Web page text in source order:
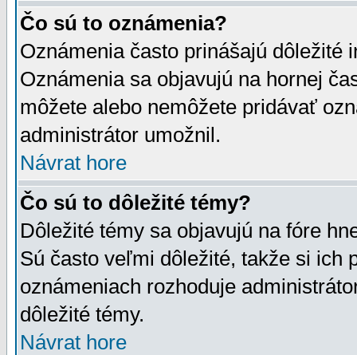
Čo sú to oznámenia?
Oznámenia často prinášajú dôležité
Oznámenia sa objavujú na hornej
môžete alebo nemôžete pridávať
administrátor umožnil.
Návrat hore
Čo sú to dôležité témy?
Dôležité témy sa objavujú na fóre
Sú často veľmi dôležité, takže si ich
oznámeniach rozhoduje
dôležité témy.
Návrat hore